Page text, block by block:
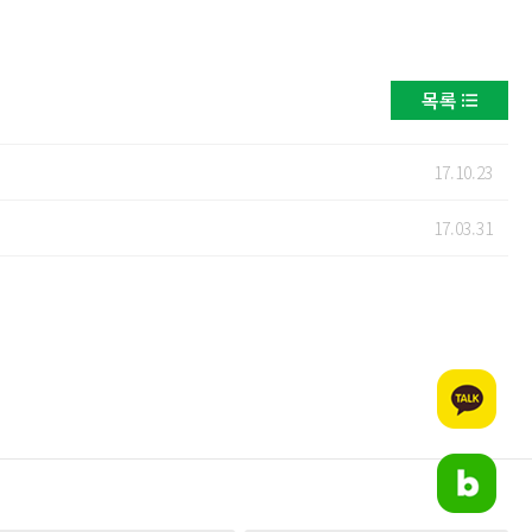
목록
17.10.23
17.03.31